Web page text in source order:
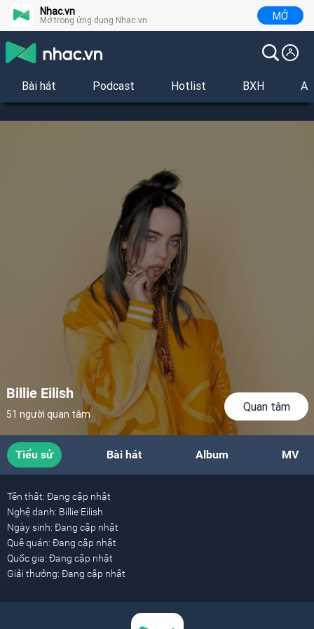
Nhac.vn
Mở trong ứng dụng Nhac.vn MỞ
Bài hát Podcast Hotlist BXH
Billie Eilish
51 người quan tâm
Quan tâm
Tiểu sử Bài hát Album MV
Tên thật: Đang cập nhật
Nghệ danh: Billie Eilish
Ngày sinh: Đang cập nhật
Quê quán: Đang cập nhật
Quốc gia: Đang cập nhật
Giải thưởng: Đang cập nhật